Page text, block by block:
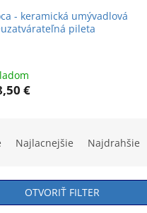
- keramická umývadlová
pileta
€
Najlacnejšie Najdrahšie
OTVORIŤ FILTER